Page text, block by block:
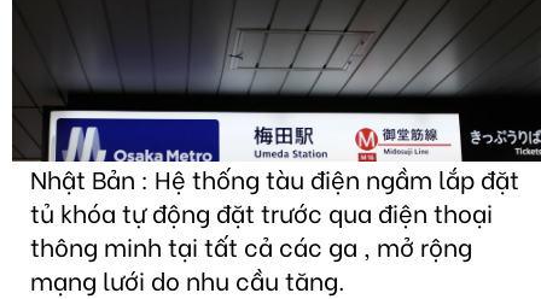
Nhật Bản : Hệ thống tàu điện ngầm lắp đặt
tủ khóa tự động đặt trước qua điện thoại
thông minh tại tất cả các ga , mở rộng
mạng lưới do nhu cầu tăng.